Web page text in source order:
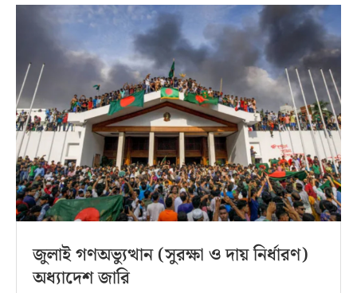
জুলাই গণঅভ্যুত্থান (সুরক্ষা ও দায় নির্ধারণ)
অধ্যাদেশ জারি